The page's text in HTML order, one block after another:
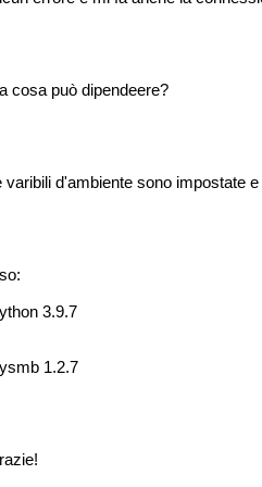
cosa può dipendeere?
varibili d'ambiente sono impostate
3.9.7
1.2.7